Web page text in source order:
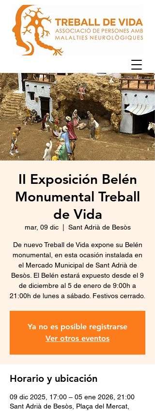
II Exposición Belén
Monumental Treball
de Vida
mar, 09 dic
  |
Sant Adrià de Besòs
De nuevo Treball de Vida expone su Belén
monumental, en esta ocasión instalada en
el Mercado Municipal de Sant Adrià de
Besòs. El Belén estará expuesto desde el 9
de diciembre al 5 de enero de 9:00h a
21:00h de lunes a sábado. Festivos cerrado.
Ya no es posible registrarse
Ver otros eventos
Horario y ubicación
09 dic 2025, 17:00 – 05 ene 2026, 21:00
Sant Adrià de Besòs, Plaça del Mercat,